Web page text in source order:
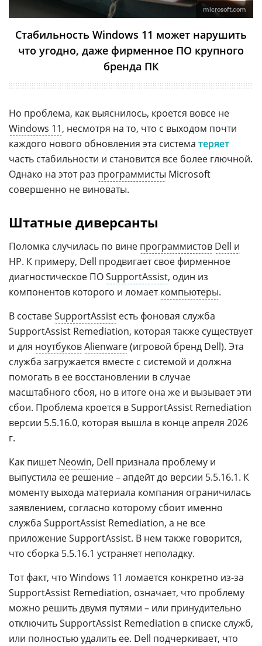
microsoft.com
Стабильность Windows 11 может нарушить
что угодно, даже фирменное ПО крупного
бренда ПК
Но проблема, как выяснилось, кроется вовсе не
Windows 11, несмотря на то, что с выходом почти
каждого нового обновления эта система теряет
часть стабильности и становится все более глючной.
Однако на этот раз программисты Microsoft
совершенно не виноваты.
Штатные диверсанты
Поломка случилась по вине программистов Dell и
HP. К примеру, Dell продвигает свое фирменное
диагностическое ПОSupportAssist, один из
компонентов которого и ломаеткомпьютеры.
В составеSupportAssist есть фоновая служба
SupportAssist Remediation, которая также существует
и для ноутбуковAlienware(игровой бренд Dell). Эта
служба загружается вместе с системой и должна
помогать в ее восстановлении в случае
масштабного сбоя, но в итоге она же и вызывает эти
сбои. Проблема кроется в SupportAssist Remediation
версии 5.5.16.0, которая вышла в конце апреля 2026
г.
Как пишетNeowin, Dell признала проблему и
выпустила ее решение – апдейт до версии 5.5.16.1. К
моменту выхода материала компания ограничилась
заявлением, согласно которому сбоит именно
служба SupportAssist Remediation, а не все
приложение SupportAssist. В нем также говорится,
что сборка 5.5.16.1 устраняет неполадку.
Тот факт, что Windows 11 ломается конкретно из-за
SupportAssist Remediation, означает, что проблему
можно решить двумя путями – или принудительно
отключить SupportAssist Remediation в списке служб,
или полностью удалить ее. Dell подчеркивает, что